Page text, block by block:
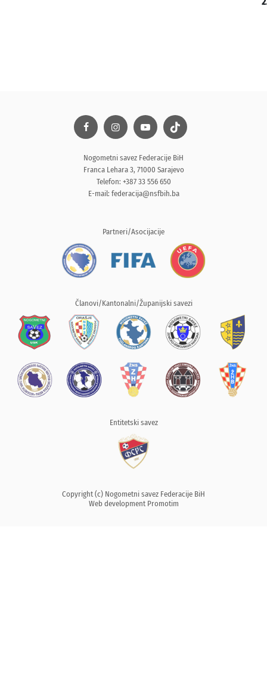
Nogometni savez Federacije BiH
Franca Lehara 3, 71000 Sarajevo
Telefon: +387 33 556 650
E-mail: federacija@nsfbih.ba
Partneri/Asocijacije
Članovi/Kantonalni/Županijski savezi
Entitetski savez
Copyright (c) Nogometni savez Federacije BiH
Web development Promotim